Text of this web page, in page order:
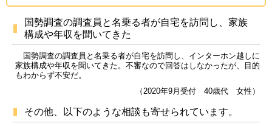
国勢調査の調査員と名乗る者が自宅を訪問し、家族
構成や年収を聞いてきた
国勢調査の調査員と名乗る者が自宅を訪問し、インターホン越しに
家族構成や年収を聞いてきた。不審なので回答はしなかったが、目的
もわからず不安だ。
（2020年9月受付 40歳代 女性）
その他、以下のような相談も寄せられています。